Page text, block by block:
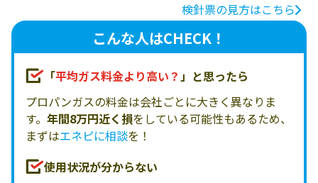
検針票の見方はこちら
こんな人はCHECK！
「平均ガス料金より高い？」と思ったら
プロパンガスの料金は会社ごとに大きく異なりま
す。 年間8万円近く損をしている可能性もあるため、
まずはエネピに相談を！
使用状況が分からない